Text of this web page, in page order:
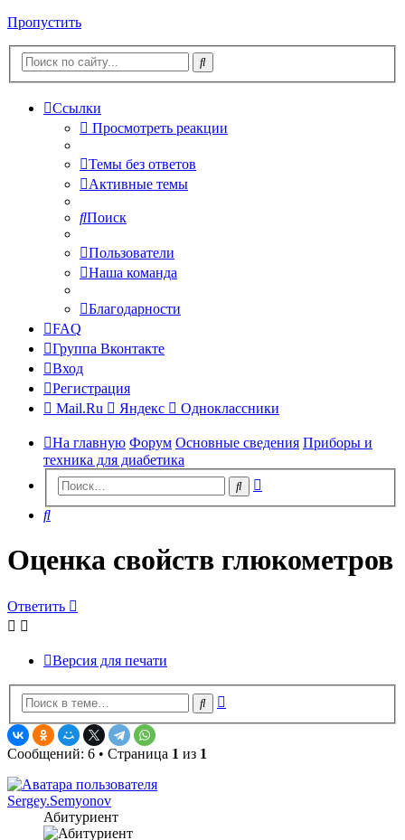
Пропустить
Ссылки
Просмотреть реакции
Темы без ответов
Активные темы
Поиск
Пользователи
Наша команда
Благодарности
FAQ
Группа Вконтакте
Вход
Регистрация
Mail.Ru
Яндекс Одноклассники
На главную Форум Основные сведения Приборы и
техника для диабетика
Поиск
Поиск
Оценка свойств глюкометров
Ответить
Версия для печати
Поиск
Сообщений: 6 • Страница 1 из 1
Sergey.Semyonov
Абитуриент